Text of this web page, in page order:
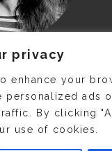
privacy
enhance your
personalized ads
By clicking
use of cookies.
DELPHINE MAIS
COLLIN QUI A
PHOTO !